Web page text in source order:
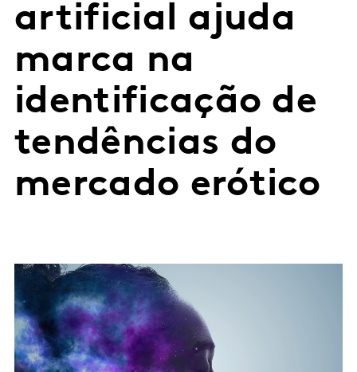
artificial ajuda
marca na
identificação de
tendências do
mercado erótico